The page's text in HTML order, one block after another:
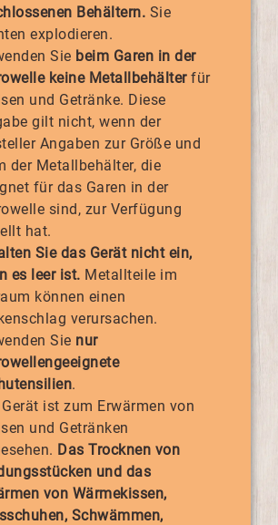
Behältern. Sie
explodieren.
Sie beim Garen in der
keine Metallbehälterfür
und Getränke. Diese
gilt nicht, wenn der
Angaben zur Größe und
der Metallbehälter, die
für das Garen in der
sind, zur Verfügung
hat.
Sie das Gerät nicht ein,
es leer ist. Metallteile im
können einen
verursachen.
Sie nur
.
ist zum Erwärmen von
und Getränken
Das Trocknen von
und das
von Wärmekissen,
Schwämmen,